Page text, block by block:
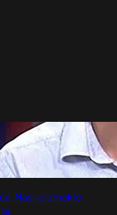
Nasilje izmaklo